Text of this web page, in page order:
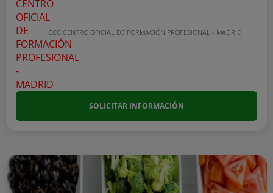
CCC CENTRO OFICIAL DE FORMACIÓN PROFESIONAL - MADRID
SOLICITAR INFORMACIÓN